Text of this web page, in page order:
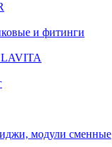
и фитинги
модули сменные